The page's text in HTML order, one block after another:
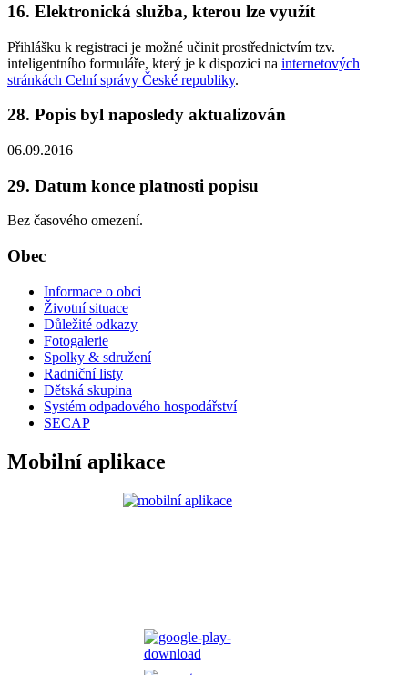
16. Elektronická služba, kterou lze využít
Přihlášku k registraci je možné učinit prostřednictvím tzv.
inteligentního formuláře, který je k dispozici na internetových
stránkách Celní správy České republiky.
28. Popis byl naposledy aktualizován
06.09.2016
29. Datum konce platnosti popisu
Bez časového omezení.
Obec
Informace o obci
Životní situace
Důležité odkazy
Fotogalerie
Spolky & sdružení
Radniční listy
Dětská skupina
Systém odpadového hospodářství
SECAP
Mobilní aplikace